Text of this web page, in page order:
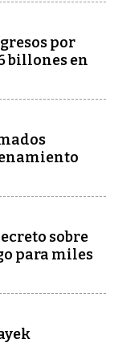
por
billones en
sobre
para miles